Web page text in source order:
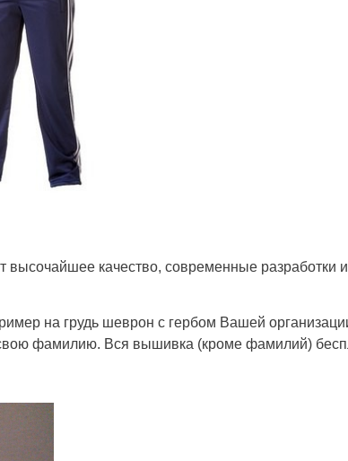
качество, современные разработки
на грудь шеврон с гербом Вашей
свою фамилию. Вся вышивка (кроме фамилий)